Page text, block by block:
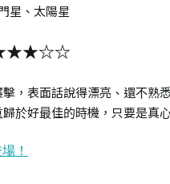
星、太陽星
★★★☆☆
，表面話說得漂亮、還不熟
於好最佳的時機，只要是真